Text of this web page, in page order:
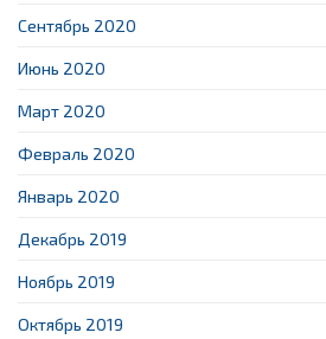
Сентябрь 2020
Июнь 2020
Март 2020
Февраль 2020
Январь 2020
Декабрь 2019
Ноябрь 2019
Октябрь 2019